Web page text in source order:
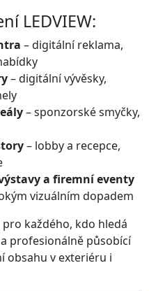
LEDVIEW:
– digitální reklama,
– digitální vývěsky,
– sponzorské smyčky,
– lobby a recepce,
a firemní eventy
vizuálním dopadem
každého, kdo hledá
profesionálně působící
obsahu v exteriéru i